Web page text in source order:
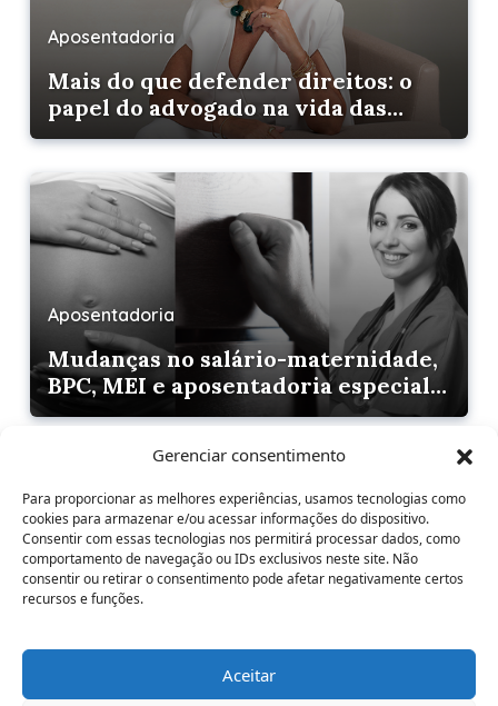
Gerenciar consentimento
Para proporcionar as melhores experiências, usamos tecnologias como
cookies para armazenar e/ou acessar informações do dispositivo.
Consentir com essas tecnologias nos permitirá processar dados, como
comportamento de navegação ou IDs exclusivos neste site. Não
consentir ou retirar o consentimento pode afetar negativamente certos
recursos e funções.
Aceitar
Aposentadoria
Mais do que defender direitos: o
papel do advogado na vida das
pessoas
Aposentadoria
Mudanças no salário-maternidade,
BPC, MEI e aposentadoria especial
exigem atenção dos advogados
Aposentadoria
reafirmação da DER